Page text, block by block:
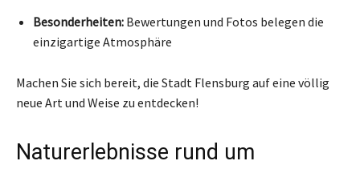
Besonderheiten: Bewertungen und Fotos belegen die
einzigartige Atmosphäre
Machen Sie sich bereit, die Stadt Flensburg auf eine völlig
neue Art und Weise zu entdecken!
Naturerlebnisse rund um